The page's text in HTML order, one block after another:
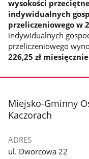
wysokości
indywidualnych
przeliczeniowego w
indywidualnych
przeliczeniowego
226,25 zł miesięcznie
stopka
Miejsko-Gminny
Kaczorach
ADRES
ul. Dworcowa 22